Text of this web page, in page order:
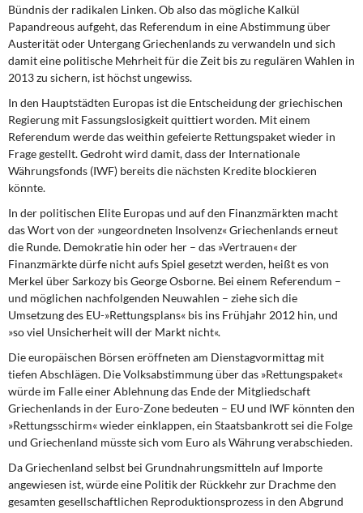
Bündnis der radikalen Linken. Ob also das mögliche Kalkül
Papandreous aufgeht, das Referendum in eine Abstimmung über
Austerität oder Untergang Griechenlands zu verwandeln und sich
damit eine politische Mehrheit für die Zeit bis zu regulären Wahlen in
2013 zu sichern, ist höchst ungewiss.
In den Hauptstädten Europas ist die Entscheidung der griechischen
Regierung mit Fassungslosigkeit quittiert worden. Mit einem
Referendum werde das weithin gefeierte Rettungspaket wieder in
Frage gestellt. Gedroht wird damit, dass der Internationale
Währungsfonds (IWF) bereits die nächsten Kredite blockieren
könnte.
In der politischen Elite Europasund auf den Finanzmärkten macht
das Wort von der »ungeordneten Insolvenz« Griechenlands erneut
die Runde. Demokratie hin oder her – das »Vertrauen« der
Finanzmärkte dürfe nicht aufs Spiel gesetzt werden, heißt es von
Merkel über Sarkozy bis George Osborne. Bei einem Referendum –
und möglichen nachfolgenden Neuwahlen – ziehe sich die
Umsetzung des EU-»Rettungsplans« bis ins Frühjahr 2012 hin, und
»so viel Unsicherheit will der Markt nicht«.
Die europäischen Börsen eröffneten am Dienstagvormittag mit
tiefen Abschlägen. Die Volksabstimmung über das »Rettungspaket«
würde im Falle einer Ablehnung das Ende der Mitgliedschaft
Griechenlands in der Euro-Zone bedeuten – EU und IWF könnten den
»Rettungsschirm« wieder einklappen, ein Staatsbankrott sei die Folge
und Griechenland müsste sich vom Euro als Währung verabschieden.
Da Griechenland selbst bei Grundnahrungsmitteln auf Importe
angewiesen ist, würde eine Politik der Rückkehr zur Drachme den
gesamten gesellschaftlichen Reproduktionsprozess in den Abgrund